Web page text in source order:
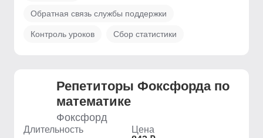
Обратная связь службы поддержки
Контроль уроков Сбор статистики
Репетиторы Фоксфорда по
математике
Фоксфорд
Длительность
Цена